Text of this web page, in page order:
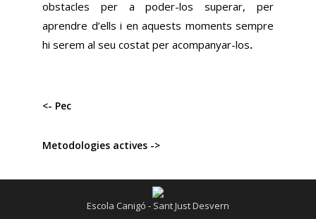
obstacles per a poder-los superar, per
aprendre d’ells i en aquests moments sempre
hi serem al seu costat per acompanyar-los.
<- Pec
Metodologies actives ->
Escola Canigó - Sant Just Desvern